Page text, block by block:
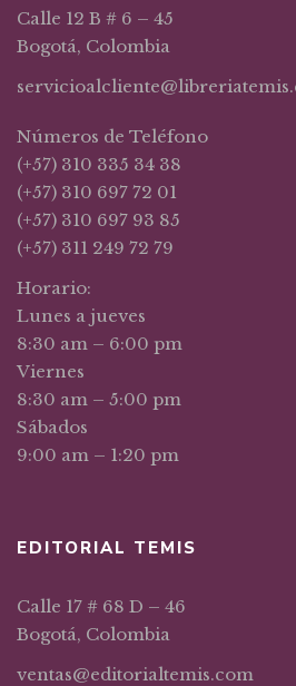
Calle 12 B # 6 – 45
Bogotá, Colombia
Números de Teléfono
(+57) 310 335 34 38
(+57) 310 697 72 01
(+57) 310 697 93 85
(+57) 311 249 72 79
Horario:
Lunes a jueves
8:30 am – 6:00 pm
Viernes
8:30 am – 5:00 pm
Sábados
9:00 am – 1:20 pm
EDITORIAL TEMIS
Calle 17 # 68 D – 46
Bogotá, Colombia
ventas@editorialtemis.com